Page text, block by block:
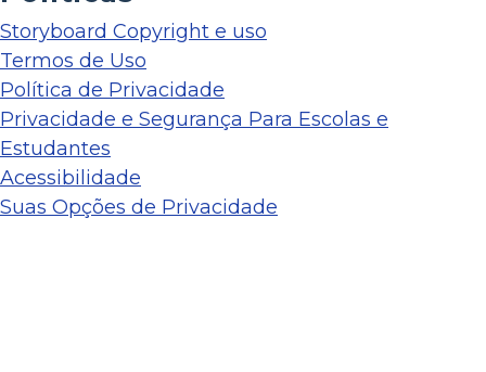
Storyboard Copyright e uso
Termos de Uso
Política de Privacidade
Privacidade e Segurança Para Escolas e
Estudantes
Acessibilidade
Suas Opções de Privacidade